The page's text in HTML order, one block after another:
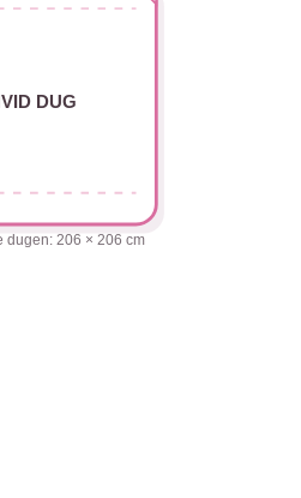
DUG
dugen: 206 × 206 cm